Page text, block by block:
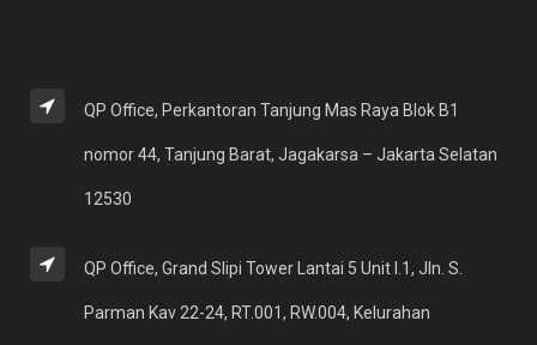
QP Office, Perkantoran Tanjung Mas Raya Blok B1
nomor 44, Tanjung Barat, Jagakarsa – Jakarta Selatan
12530
QP Office, Grand Slipi Tower Lantai 5 Unit I.1, Jln. S.
Parman Kav 22-24, RT.001, RW.004, Kelurahan